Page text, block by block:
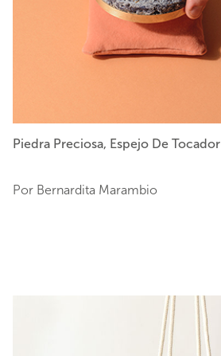
Piedra Preciosa, Espejo De Tocador
Por Bernardita Marambio